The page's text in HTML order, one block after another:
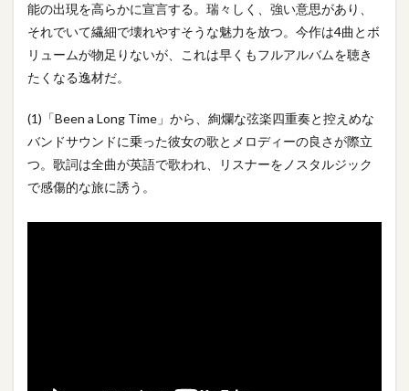
能の出現を高らかに宣言する。瑞々しく、強い意思があり、
それでいて繊細で壊れやすそうな魅力を放つ。今作は4曲とボ
リュームが物足りないが、これは早くもフルアルバムを聴き
たくなる逸材だ。
(1)「Been a Long Time」から、絢爛な弦楽四重奏と控えめな
バンドサウンドに乗った彼女の歌とメロディーの良さが際立
つ。歌詞は全曲が英語で歌われ、リスナーをノスタルジック
で感傷的な旅に誘う。